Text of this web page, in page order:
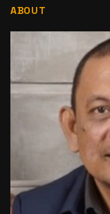
ABOUT